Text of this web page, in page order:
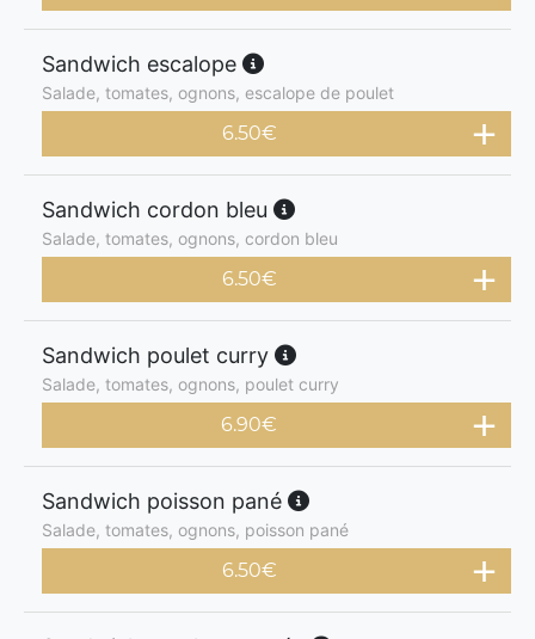
Sandwich escalope
Salade, tomates, ognons, escalope de poulet
6.50€
Sandwich cordon bleu
Salade, tomates, ognons, cordon bleu
6.50€
Sandwich poulet curry
Salade, tomates, ognons, poulet curry
6.90€
Sandwich poisson pané
Salade, tomates, ognons, poisson pané
6.50€